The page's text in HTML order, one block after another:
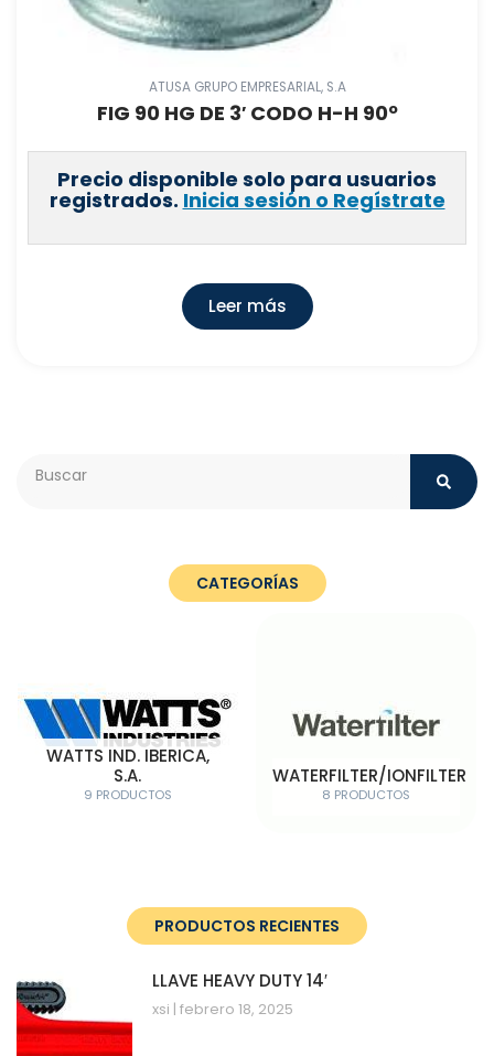
ATUSA GRUPO EMPRESARIAL, S.A
FIG 90 HG DE 3′ CODO H-H 90º
Precio disponible solo para usuarios
registrados. Inicia sesión o Regístrate
Leer más
CATEGORÍAS
WATTS IND. IBERICA,
S.A.
9 PRODUCTOS
WATERFILTER/IONFILTER
8 PRODUCTOS
PRODUCTOS RECIENTES
LLAVE HEAVY DUTY 14′
xsi febrero 18, 2025